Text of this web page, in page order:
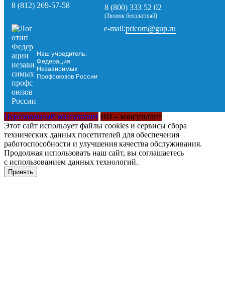
8 (812) 269-57-58
8 (800) 333 52 02
(Звонок бесплатный)
Наш учредитель:
Федерация
Независимых
Профсоюзов России
e-mail:pricom@gup.ru
Персональный консультант ИИ – консультант
Этот сайт использует файлы cookies и сервисы сбора
технических данных посетителей для обеспечения
работоспособности и улучшения качества обслуживания.
Продолжая использовать наш сайт, вы соглашаетесь
с использованием данных технологий.
Принять